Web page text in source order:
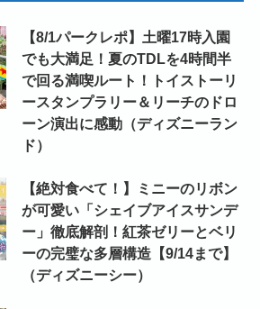
【8/1パークレポ】土曜17時入園
でも大満足！夏のTDLを4時間半
で回る満喫ルート！トイストーリ
ースタンプラリー＆リーチのドロ
ーン演出に感動（ディズニーラン
ド）
【絶対食べて！】ミニーのリボン
が可愛い「シェイブアイスサンデ
ー」徹底解剖！紅茶ゼリーとベリ
ーの完璧な多層構造【9/14まで】
（ディズニーシー）